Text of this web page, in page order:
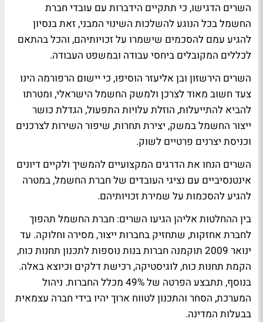
השרים הדגישו, כי תתקיים הידברות עם עובדי חברת
החשמל בכל הנוגע להשלכות השינוי המבני, זאת בנסיון
להגיע עמם להסכמים שישמרו על זכויותיהם, והכל בהתאם
לכללים המקובלים ביחסי עבודה ובמשפט העבודה.
השרים הירשזון ובן אליעזר הוסיפו, כי יישום הרפורמה הינו
צעד חשוב מאוד לצרכן ולמשק החשמל הישראלי, ומטרתו
להביא להתייעלות, הוזלת עלויות התפעול, הגדלת כושר
ייצור החשמל במשק, יצירת תחרות, שיפור השירות לצרכנים
וכניסת יצרנים פרטיים לשוק.
השרים הנחו את הדרגים המקצועיים להמשיך ולקיים דיונים
אינטנסיביים עם נציגי העובדים של חברת החשמל, במטרה
להגיע להסכמות על שמירת זכויותיהם.
בין ההחלטות אליהן הגיעו השרים: חברת החשמל תהפוך
לחברת אחזקות, שתחזיק בחברות ייצור, מסירה וחלוקה. עד
ינואר 2009 תוקמנה חברות בנות נוספות לתכנון תחנות כוח,
הקמת תחנות כוח, לוגיסטיקה, רכישת דלקים וכיוצא באלה.
בנוסף, תתבצע הפרטה של 49% מכלל החברות. ניהול
המערכת, הסחר והתכנון לטווח ארוך יהיו בידי חברה עצמאית
בבעלות המדינה.